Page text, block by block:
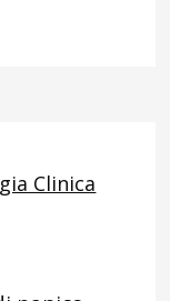
Clinica